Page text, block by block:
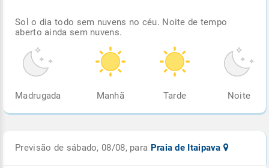
Sol o dia todo sem nuvens no céu. Noite de tempo
aberto ainda sem nuvens.
Madrugada Manhã Tarde Noite
Previsão de sábado, 08/08, para Praia de Itaipava